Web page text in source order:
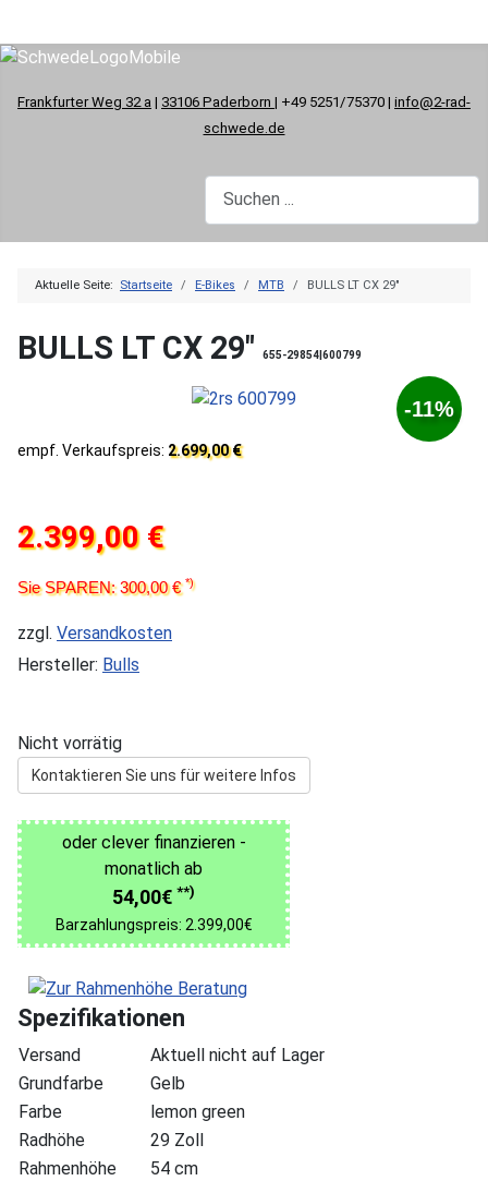
Frankfurter Weg 32 a | 33106 Paderborn | +49 5251/75370 | info@2-rad-
schwede.de
Aktuelle Seite: Startseite E-Bikes MTB BULLS LT CX 29"
BULLS LT CX 29" 655-29854|600799
-11%
empf. Verkaufspreis: 2.699,00 €
2.399,00 €
Sie SPAREN: 300,00 €*)
zzgl. Versandkosten
Hersteller: Bulls
Nicht vorrätig
Kontaktieren Sie uns für weitere Infos
oder clever finanzieren -
monatlich ab
54,00€ **)
Barzahlungspreis: 2.399,00€
Spezifikationen
Versand
Aktuell nicht auf Lager
Grundfarbe
Gelb
Farbe
lemon green
Radhöhe
29 Zoll
Rahmenhöhe
54 cm